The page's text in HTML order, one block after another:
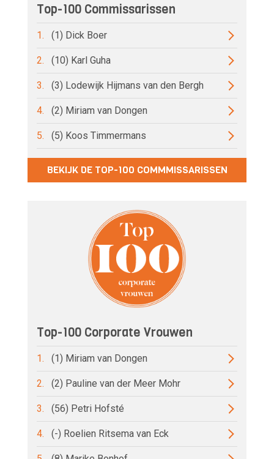
Top-100 Commissarissen
1. (1) Dick Boer
2. (10) Karl Guha
3. (3) Lodewijk Hijmans van den Bergh
4. (2) Miriam van Dongen
5. (5) Koos Timmermans
BEKIJK DE TOP-100 COMMMISSARISSEN
Top-100 Corporate Vrouwen
1. (1) Miriam van Dongen
2. (2) Pauline van der Meer Mohr
3. (56) Petri Hofsté
4. (-) Roelien Ritsema van Eck